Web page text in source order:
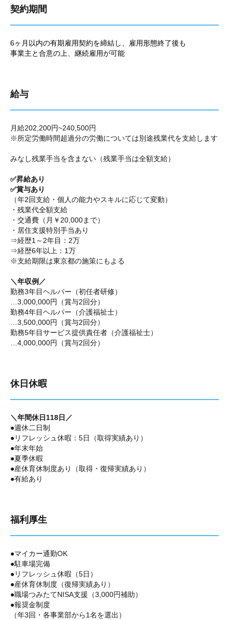
契約期間
6ヶ月以内の有期雇用契約を締結し、雇用形態終了後も
事業主と合意の上、継続雇用が可能
給与
月給202,200円~240,500円
※所定労働時間超過分の労働については別途残業代を支給します
みなし残業手当を含まない（残業手当は全額支給）
✅昇給あり
✅賞与あり
（年2回支給・個人の能力やスキルに応じて変動）
・残業代全額支給
・交通費（月￥20,000まで）
・居住支援特別手当あり
⇒経歴1～2年目：2万
⇒経歴6年以上：1万
※支給期限は東京都の施策にもよる
＼年収例／
勤務3年目ヘルパー（初任者研修）
…3,000,000円（賞与2回分）
勤務4年目ヘルパー（介護福祉士）
…3,500,000円（賞与2回分）
勤務5年目サービス提供責任者（介護福祉士）
…4,000,000円（賞与2回分）
休日休暇
＼年間休日118日／
●週休二日制
●リフレッシュ休暇：5日（取得実績あり）
●年末年始
●夏季休暇
●産休育休制度あり（取得・復帰実績あり）
●有給あり
福利厚生
●マイカー通勤OK
●駐車場完備
●リフレッシュ休暇（5日）
●産休育休制度（復帰実績あり）
●職場つみたてNISA支援（3,000円補助）
●報奨金制度
（年3回・各事業部から1名を選出）